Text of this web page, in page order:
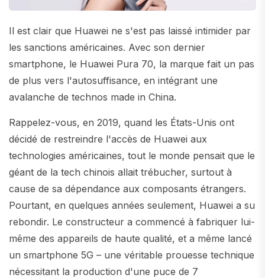
Il est clair que Huawei ne s'est pas laissé intimider par
les sanctions américaines. Avec son dernier
smartphone, le Huawei Pura 70, la marque fait un pas
de plus vers l'autosuffisance, en intégrant une
avalanche de technos made in China.
Rappelez-vous, en 2019, quand les États-Unis ont
décidé de restreindre l'accès de Huawei aux
technologies américaines, tout le monde pensait que le
géant de la tech chinois allait trébucher, surtout à
cause de sa dépendance aux composants étrangers.
Pourtant, en quelques années seulement, Huawei a su
rebondir. Le constructeur a commencé à fabriquer lui-
même des appareils de haute qualité, et a même lancé
un smartphone 5G – une véritable prouesse technique
nécessitant la production d'une puce de 7